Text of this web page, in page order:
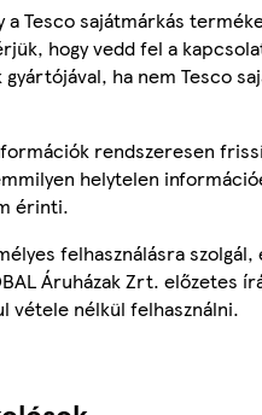
a Tesco sajátmárkás
hogy vedd fel a
ha nem Tesco
rendszeresen
helytelen
érinti.
felhasználásra
Áruházak Zrt. előzetes
vétele nélkül felhasználni.